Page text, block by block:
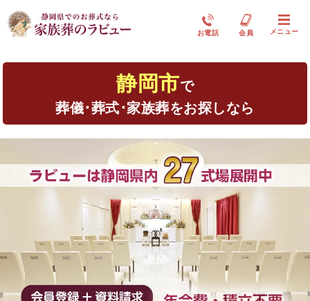
お電話 会員 メニュー
静岡市で
葬儀･葬式･家族葬をお探しなら